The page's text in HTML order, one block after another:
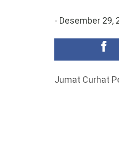
- Desember 29,
Jumat Curhat